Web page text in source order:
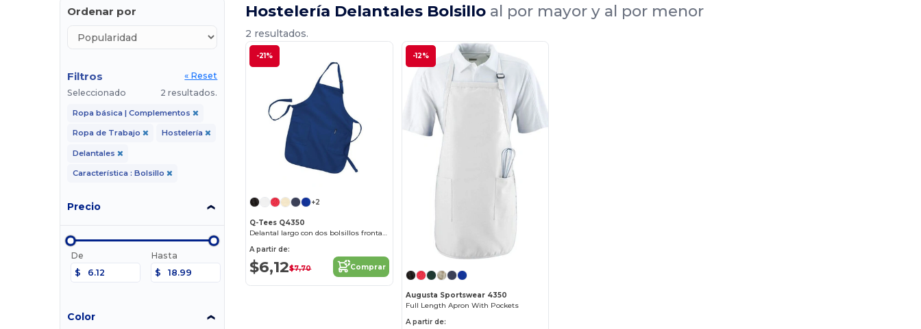
Ordenar por
Filtros
« Reset
Seleccionado
2 resultados.
Ropa básica | Complementos
Ropa de Trabajo Hostelería
Delantales
Característica : Bolsillo
Precio
De
$
Hasta
$
Color
Hostelería Delantales Bolsillo al por mayor y al por menor
2 resultados.
-21%
+2
Q-Tees Q4350
Delantal largo con dos bolsillos frontales
A partir de:
$6,12$7,70 Comprar
-12%
Augusta Sportswear 4350
Full Length Apron With Pockets
A partir de: